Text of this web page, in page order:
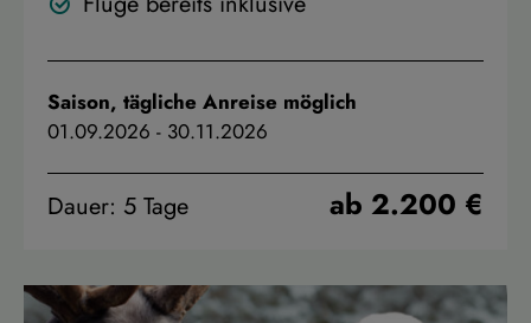
Saison, tägliche Anreise möglich
01.09.2026 - 30.11.2026
Dauer: 5 Tage ab 2.200 €